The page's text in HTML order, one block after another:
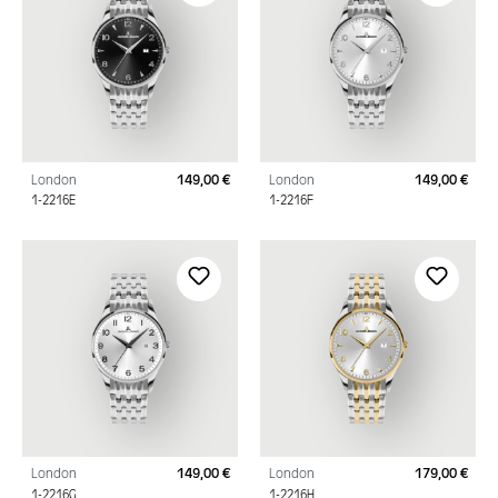
London
1-2216E
Regulärer Preis:
149,00 € London
1-2216F
149,00 €
London
1-2216G
Regulärer Preis:
149,00 € London
1-2216H
179,00 €